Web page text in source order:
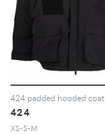
424 padded hooded coat
424
XS-S-M